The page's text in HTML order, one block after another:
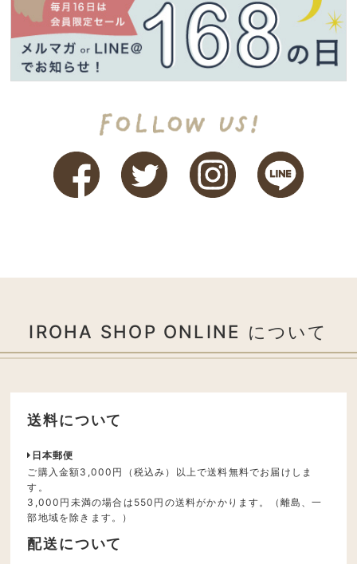
IROHA SHOP ONLINE について
送料について
日本郵便
ご購入金額3,000円（税込み）以上で送料無料でお届けしま
す。
3,000円未満の場合は550円の送料がかかります。（離島、一
部地域を除きます。）
配送について